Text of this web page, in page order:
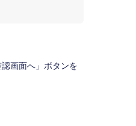
画面へ」ボタンを